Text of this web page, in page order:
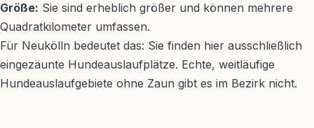
Größe: Sie sind erheblich größer und können mehrere
Quadratkilometer umfassen.
Für Neukölln bedeutet das: Sie finden hier ausschließlich
eingezäunte Hundeauslaufplätze. Echte, weitläufige
Hundeauslaufgebiete ohne Zaun gibt es im Bezirk nicht.